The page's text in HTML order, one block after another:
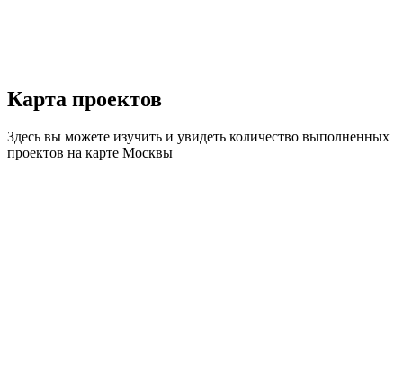
Карта проектов
Здесь вы можете изучить и увидеть количество выполненных
проектов на карте Москвы